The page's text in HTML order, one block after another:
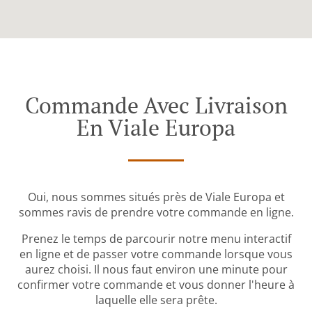
Commande Avec Livraison
En Viale Europa
Oui, nous sommes situés près de Viale Europa et
sommes ravis de prendre votre commande en ligne.
Prenez le temps de parcourir notre menu interactif
en ligne et de passer votre commande lorsque vous
aurez choisi. Il nous faut environ une minute pour
confirmer votre commande et vous donner l'heure à
laquelle elle sera prête.